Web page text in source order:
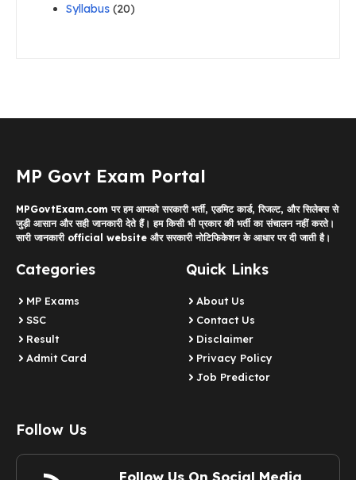
Syllabus (20)
MP Govt Exam Portal
MPGovtExam.com पर हम आपको सरकारी भर्ती, एडमिट कार्ड, रिजल्ट, और सिलेबस से
जुड़ी आसान और सही जानकारी देते हैं। हम किसी भी प्रकार की भर्ती का संचालन नहीं करते।
सारी जानकारी official website और सरकारी नोटिफिकेशन के आधार पर दी जाती है।
Categories
MP Exams
SSC
Result
Admit Card
Quick Links
About Us
Contact Us
Disclaimer
Privacy Policy
Job Predictor
Follow Us
Follow Us On Social Media